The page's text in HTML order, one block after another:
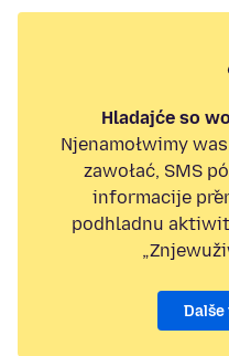
Hladajće so
Njenamołwimy
zawołać, SMS
informacije
podhladnu